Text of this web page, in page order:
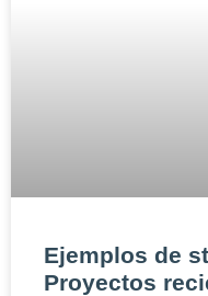
Ejemplos de
Proyectos